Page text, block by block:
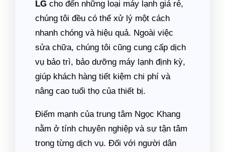
LG cho đến những loại máy lạnh giá rẻ,
chúng tôi đều có thể xử lý một cách
nhanh chóng và hiệu quả. Ngoài việc
sửa chữa, chúng tôi cũng cung cấp dịch
vụ bảo trì, bảo dưỡng máy lạnh định kỳ,
giúp khách hàng tiết kiệm chi phí và
nâng cao tuổi thọ của thiết bị.
Điểm mạnh của trung tâm Ngọc Khang
nằm ở tính chuyên nghiệp và sự tận tâm
trong từng dịch vụ. Đối với người dân